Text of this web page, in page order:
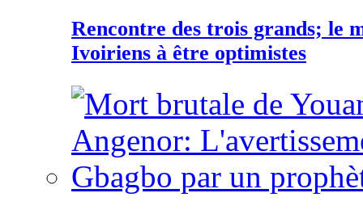
Rencontre des trois grands; le
Ivoiriens à être optimistes